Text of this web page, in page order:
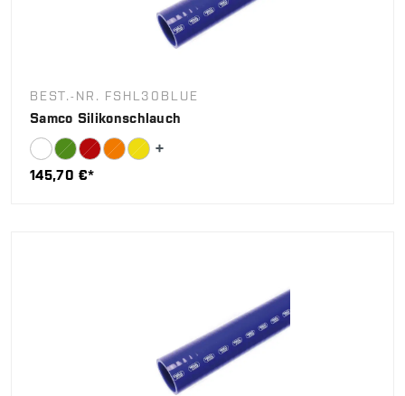
BEST.-NR. FSHL30BLUE
Samco Silikonschlauch
145,70 €*